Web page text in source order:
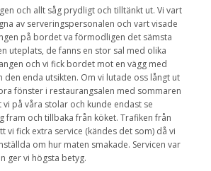
och allt såg prydligt och tilltänkt ut. Vi vart
av serveringspersonalen och vart visade
på bordet va förmodligen det sämsta
uteplats, de fanns en stor sal med olika
och vi fick bordet mot en vägg med
den enda utsikten. Om vi lutade oss långt ut
fönster i restaurangsalen med sommaren
på våra stolar och kunde endast se
fram och tillbaka från köket. Trafiken från
vi fick extra service (kändes det som) då vi
om hur maten smakade. Servicen var
ger vi högsta betyg.